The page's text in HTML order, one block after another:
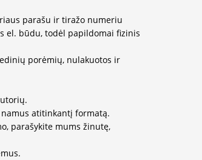
parašu ir tiražo numeriu
el. būdu, todėl papildomai fizinis
porėmių, nulakuotos ir
atitinkantį formatą.
parašykite mums žinutę,